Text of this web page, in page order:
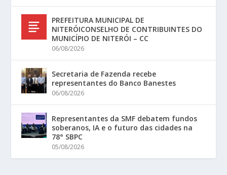
PREFEITURA MUNICIPAL DE
NITERÓICONSELHO DE CONTRIBUINTES DO
MUNICÍPIO DE NITERÓI – CC
06/08/2026
Secretaria de Fazenda recebe
representantes do Banco Banestes
06/08/2026
Representantes da SMF debatem fundos
soberanos, IA e o futuro das cidades na
78° SBPC
05/08/2026